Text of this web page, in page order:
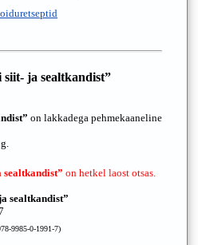
siit- ja sealtkandist”
on lakkadega pehmekaaneline
on hetkel laost otsas.
sealtkandist”
9985-0-1991-7)